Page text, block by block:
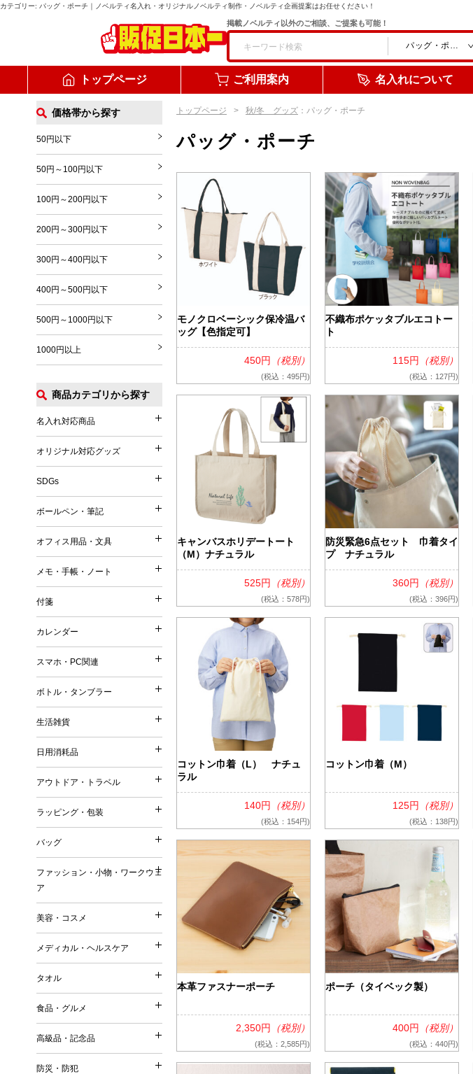
カテゴリー: パッグ・ポーチ ｜ノベルティ名入れ・オリジナルノベルティ制作・ノベルティ企画提案はお任せください！
掲載ノベルティ以外のご相談、ご提案も可能！
トップページ ご利用案内 名入れについて
トップページ 秋/冬 グッズ ：パッグ・ポーチ
パッグ・ポーチ
モノクロベーシック保冷温バ
ッグ【色指定可】
450円 （税別）
(税込：495円)
不織布ポケッタブルエコトー
ト
115円 （税別）
(税込：127円)
キャンバスホリデートート
（M）ナチュラル
525円 （税別）
(税込：578円)
防災緊急6点セット 巾着タイ
プ ナチュラル
360円 （税別）
(税込：396円)
コットン巾着（L） ナチュ
ラル
140円 （税別）
(税込：154円)
コットン巾着（M）
125円 （税別）
(税込：138円)
本革ファスナーポーチ
2,350円 （税別）
(税込：2,585円)
ポーチ（タイベック製）
400円 （税別）
(税込：440円)
価格帯から探す
50円以下
50円～100円以下
100円～200円以下
200円～300円以下
300円～400円以下
400円～500円以下
500円～1000円以下
1000円以上
商品カテゴリから探す
名入れ対応商品
名入れ対応商品
フルカラー印刷対応
オリジナル対応グッズ
オリジナル対応グッズ
オリジナル対応
SDGs
SDGs
麦／麦わら
コーヒー
再生PET／リサイクルPET
再生PP
再生ファブリック／再生衣類（ポリエステル、ナイロン
他）
リサイクルコットン
フェアトレードコットン
オーガニックコットン
再生不織布
ジュート
リサイクルレザー
再生紙
ラバーウッド（ゴムの木）
米・ライスレジン
森林認証紙
その他
ボールペン・筆記
ボールペン・筆記
ボールペン
印鑑・ハンコ付きペン
フェルトペン・サインペン・マーカー
蛍光ペン・ラインマーカー
シャープペンシル
鉛筆・色鉛筆
筆記具（その他）
オフィス用品・文具
オフィス用品・文具
印鑑・ネーム
メモ・手帳・ノート
メモ・手帳・ノート
ノート
メモ
手帳
付箋
普通紙 付箋
特殊紙・再生紙・古紙 付箋
フィルム 付箋
メモパッド・カバー無し 付箋
紙カバー・ソフトカバー付 付箋
ハードカバー・上製本 付箋
ダイカット（型抜き） 付箋
デザイン・キャラクタープリント入り 付箋
名刺大サイズ 付箋
付箋本体に名入れ・印刷可
カレンダー
カレンダー
壁掛けカレンダー
卓上カレンダー
万年カレンダー
スマホ・PC関連
スマホ・PC関連
充電器・モバイルバッテリー
タッチペン
ケース・ポーチ
ボトル・タンブラー
ボトル・タンブラー
ボトル
タンブラー
生活雑貨
キッチングッズ（調理器具、雑貨）
マグネット
リビンググッズ
名入れ傘・雨具
日用消耗品
日用消耗品
キッチン日用消耗品
日用品ギフトセット
アウトドア・トラベル
アウトドア・トラベル
トラベルグッズ
アウトドアグッズ
ラッピング・包装
ラッピング・包装
巾着（ラッピング用品）
その他
バッグ
バッグ
トートバッグ
エコバッグ
コットンバッグ
その他
ファッション・小物・ワークウェ
ア
ファッション・小物・ワークウェア
ワークウェア
ストール・マフラー・UVケア
その他
傘・雨具
美容・コスメ
美容・コスメ
ポーチ（名入れ）
美容グッズ
リラクゼーション
メディカル・ヘルスケア
メディカル・ヘルスケア
ポケットティッシュ／ポリ袋入りティッシュ
ティッシュケース・カバー
ウェットティッシュ
タオル
タオル
名入れタオル
ハンドタオル
食品・グルメ
高級品・記念品
高級品・記念品
防災・防犯